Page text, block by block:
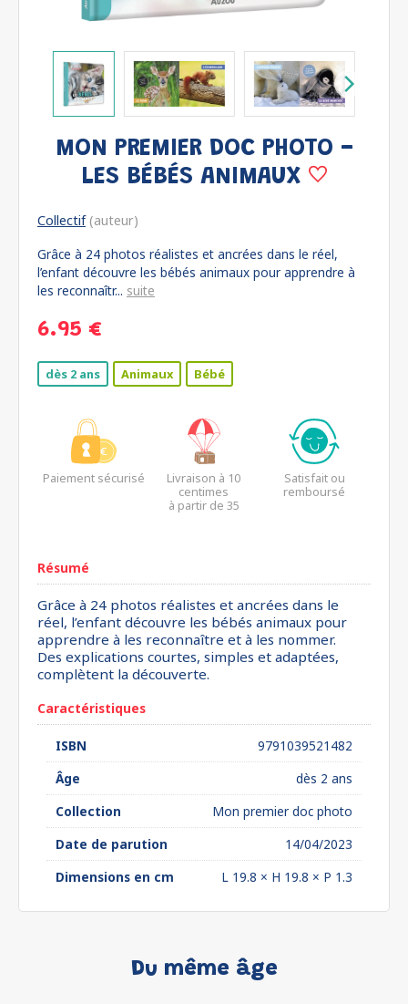
MON PREMIER DOC PHOTO -
LES BÉBÉS ANIMAUX
Collectif(auteur)
Grâce à 24 photos réalistes et ancrées dans le réel,
l’enfant découvre les bébés animaux pour apprendre à
les reconnaîtr... suite
6.95 €
dès 2 ans Animaux Bébé
Paiement sécurisé
Livraison à 10
centimes
à partir de 35
Satisfait ou
remboursé
Résumé
Grâce à 24 photos réalistes et ancrées dans le
réel, l’enfant découvre les bébés animaux pour
apprendre à les reconnaître et à les nommer.
Des explications courtes, simples et adaptées,
complètent la découverte.
Caractéristiques
ISBN
9791039521482
Âge
dès 2 ans
Collection
Mon premier doc photo
Date de parution
14/04/2023
Dimensions en cm
L 19.8 × H 19.8 × P 1.3
Du même âge